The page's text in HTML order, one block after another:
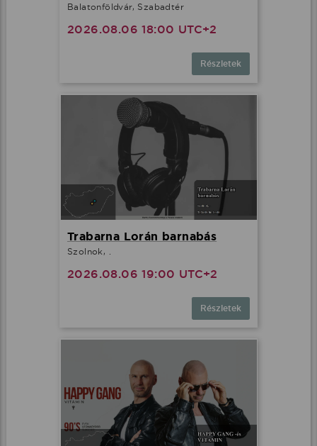
Balatonföldvár, Szabadtér
2026.08.06 18:00 UTC+2
Részletek
Trabarna Lorán barnabás
Szolnok, .
2026.08.06 19:00 UTC+2
Részletek